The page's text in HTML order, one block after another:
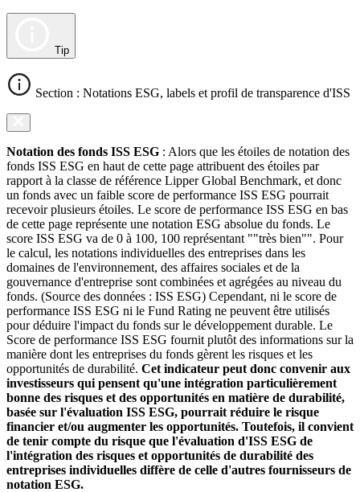
Tip
Section : Notations ESG, labels et profil de transparence d'ISS
Notation des fonds ISS ESG : Alors que les étoiles de notation des
fonds ISS ESG en haut de cette page attribuent des étoiles par
rapport à la classe de référence Lipper Global Benchmark, et donc
un fonds avec un faible score de performance ISS ESG pourrait
recevoir plusieurs étoiles. Le score de performance ISS ESG en bas
de cette page représente une notation ESG absolue du fonds. Le
score ISS ESG va de 0 à 100, 100 représentant ""très bien"". Pour
le calcul, les notations individuelles des entreprises dans les
domaines de l'environnement, des affaires sociales et de la
gouvernance d'entreprise sont combinées et agrégées au niveau du
fonds. (Source des données : ISS ESG) Cependant, ni le score de
performance ISS ESG ni le Fund Rating ne peuvent être utilisés
pour déduire l'impact du fonds sur le développement durable. Le
Score de performance ISS ESG fournit plutôt des informations sur la
manière dont les entreprises du fonds gèrent les risques et les
opportunités de durabilité. Cet indicateur peut donc convenir aux
investisseurs qui pensent qu'une intégration particulièrement
bonne des risques et des opportunités en matière de durabilité,
basée sur l'évaluation ISS ESG, pourrait réduire le risque
financier et/ou augmenter les opportunités. Toutefois, il convient
de tenir compte du risque que l'évaluation d'ISS ESG de
l'intégration des risques et opportunités de durabilité des
entreprises individuelles diffère de celle d'autres fournisseurs de
notation ESG.